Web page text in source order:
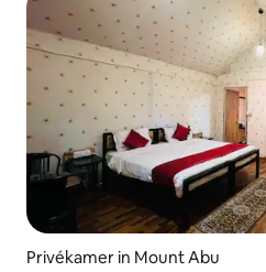
Privékamer in Mount Abu